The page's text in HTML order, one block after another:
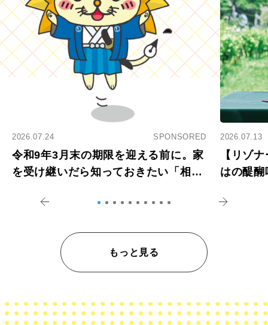
2026.07.24 SPONSORED
令和9年3月末の期限を迎える前に。家
を受け継いだら知っておきたい「相続
2026.07.13
【リゾ
はの醍
もっと見る